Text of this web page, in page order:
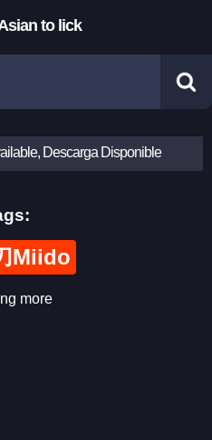
to lick
Descarga Disponible
Miido
more